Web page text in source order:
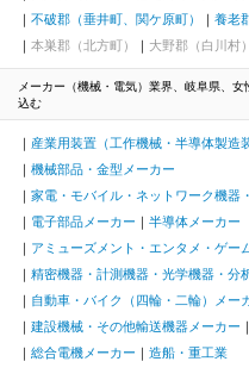
不破郡（垂井町、関ケ原町）
養老
本巣郡（北方町）
大野郡（白川村）
メーカー（機械・電気）業界、岐阜県、
込む
産業用装置（工作機械・半導体製造
機械部品・金型メーカー
家電・モバイル・ネットワーク機器
電子部品メーカー
半導体メーカー
アミューズメント・エンタメ・ゲー
精密機器・計測機器・光学機器・分
自動車・バイク（四輪・二輪）メー
建設機械・その他輸送機器メーカー
総合電機メーカー
造船・重工業